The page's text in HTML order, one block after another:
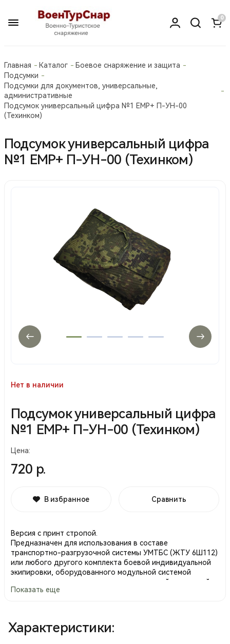
0
Главная Каталог
Боевое снаряжение и защита
Подсумки
Подсумки для документов, универсальные,
административные
Подсумок универсальный цифра №1 ЕМР+ П-УН-00
(Техинком)
Подсумок универсальный цифра
№1 ЕМР+ П-УН-00 (Техинком)
Нет в наличии
Подсумок универсальный цифра
№1 ЕМР+ П-УН-00 (Техинком)
Цена:
720 р.
В избранное Сравнить
Версия с принт стропой.
Предназначен для использования в составе
транспортно-разгрузочной системы УМТБС (ЖТУ 6Ш112)
или любого другого комплекта боевой индивидуальной
экипировки, оборудованного модульной системой
крепления съемных подсумков, совместимой с системой
УМТБС (MOLLE, PALS).
малогабаритных средств связи и т.п.
• Имеет клапан, закрывающийся на застежку-кнопку и
Показать еще
Характеристики: